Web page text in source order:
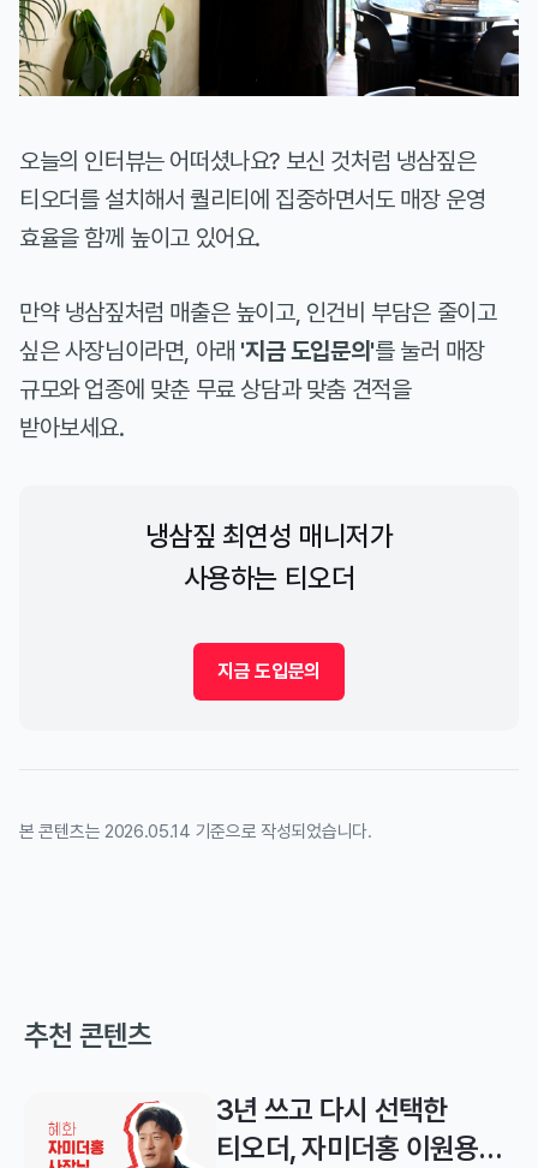
오늘의 인터뷰는 어떠셨나요? 보신 것처럼 냉삼짚은
티오더를 설치해서 퀄리티에 집중하면서도 매장 운영
효율을 함께 높이고 있어요.
만약 냉삼짚처럼 매출은 높이고, 인건비 부담은 줄이고
싶은 사장님이라면, 아래 '지금 도입문의'를 눌러 매장
규모와 업종에 맞춘 무료 상담과 맞춤 견적을
받아보세요.
냉삼짚 최연성 매니저가
사용하는 티오더
지금 도입문의
본 콘텐츠는 2026.05.14 기준으로 작성되었습니다.
추천 콘텐츠
3년 쓰고 다시 선택한
티오더, 자미더홍 이원용